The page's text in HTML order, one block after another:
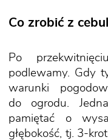
Co zrobić z
Po
podlewamy. Gdy
warunki
do ogrodu.
pamiętać o
głębokość, tj. 3-